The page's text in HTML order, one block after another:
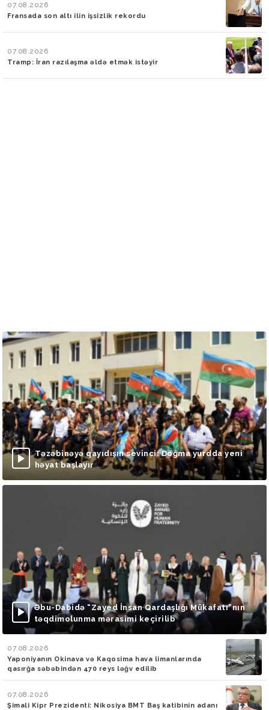
07.08.2026
Fransada son altı ilin işsizlik rekordu
07.08.2026
Tramp: İran razılaşma əldə etmək istəyir
Təzəbinəyə qayıdışın sevinci: Doğma yurdda yeni
həyat başlayır
Əbu-Dabidə “Zayed İnsan Qardaşlığı Mükafatı”nın
təqdimolunma mərasimi keçirilib
07.08.2026
Yaponiyanın Okinava və Kaqosima hava limanlarında
qasırğa səbəbindən 470 reys ləğv edilib
07.08.2026
Şimali Kipr Prezidenti: Nikosiya BMT Baş katibinin adanı